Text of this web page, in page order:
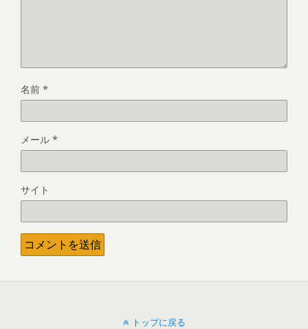
名前 *
メール *
サイト
トップに戻る